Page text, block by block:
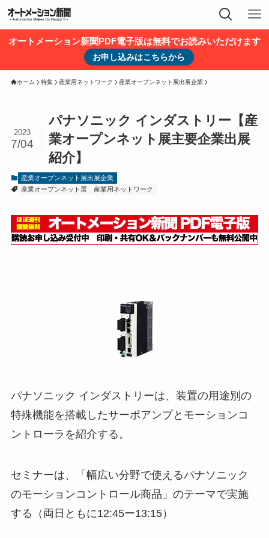
オートメーション新聞PDF電子版は無料でお読みいただけます
お申し込みはこちらから
ホーム 特集 産業用ネットワーク 産業オープンネット展出展企業
パナソニック インダストリー【産
業オープンネット展主要企業出展
紹介】
2023
7/04
産業オープンネット展出展企業
産業オープンネット展
産業用ネットワーク
パナソニック インダストリーは、装置の用途別の
特殊機能を搭載したサーボアンプとモーションコ
ントローラを紹介する。
セミナーは、「幅広い分野で使えるパナソニック
のモーションコントロール商品」のテーマで実施
する（両日ともに12:45ー13:15）